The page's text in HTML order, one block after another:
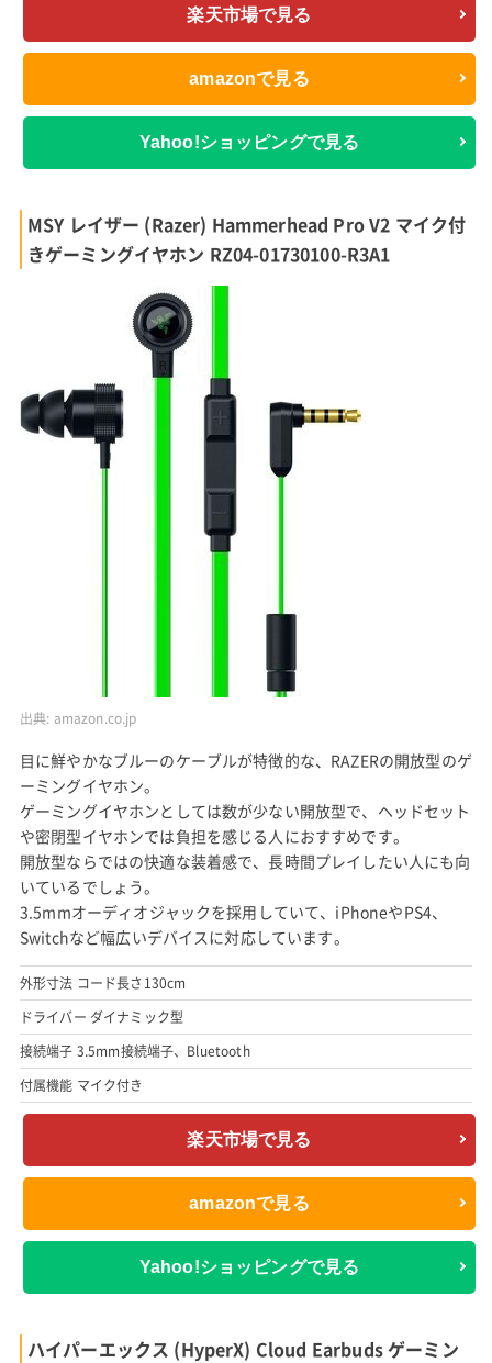
楽天市場で見る
amazonで見る
Yahoo!ショッピングで見る
MSY レイザー (Razer) Hammerhead Pro V2 マイク付
きゲーミングイヤホン RZ04-01730100-R3A1
出典: amazon.co.jp
目に鮮やかなブルーのケーブルが特徴的な、RAZERの開放型のゲ
ーミングイヤホン。
ゲーミングイヤホンとしては数が少ない開放型で、ヘッドセット
や密閉型イヤホンでは負担を感じる人におすすめです。
開放型ならではの快適な装着感で、長時間プレイしたい人にも向
いているでしょう。
3.5mmオーディオジャックを採用していて、iPhoneやPS4、
Switchなど幅広いデバイスに対応しています。
外形寸法 コード長さ130cm
ドライバー ダイナミック型
接続端子 3.5mm接続端子、Bluetooth
付属機能 マイク付き
楽天市場で見る
amazonで見る
Yahoo!ショッピングで見る
ハイパーエックス (HyperX) Cloud Earbuds ゲーミン